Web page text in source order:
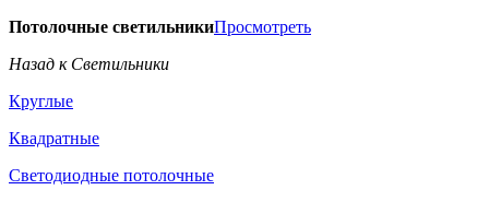
Потолочные светильникиПросмотреть
Назад к Светильники
Круглые
Квадратные
Светодиодные потолочные